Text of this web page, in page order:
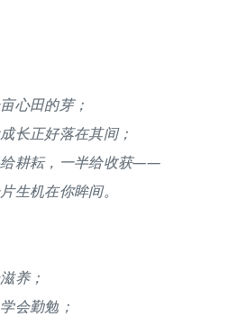
心田的芽；
长正好落在其间；
耕耘，一半给收获——
生机在你眸间。
养；
会勤勉；